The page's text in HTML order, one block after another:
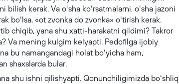
kerak. Va oʻsha koʻrsatmalarni, oʻsha jazoni
boʻlsa, «ot zvonka do zvonka» oʻtirish kerak.
chiqib, yana shu xatti-harakatni qildimi? Takror
Va mening kulgim kelyapti. Pedofilga ijobiy
bu namangandagi holat boʻyicha ham,
shaxslarda bular.
shu ishni qilishyapti. Qonunchiligimizda boʻshliq